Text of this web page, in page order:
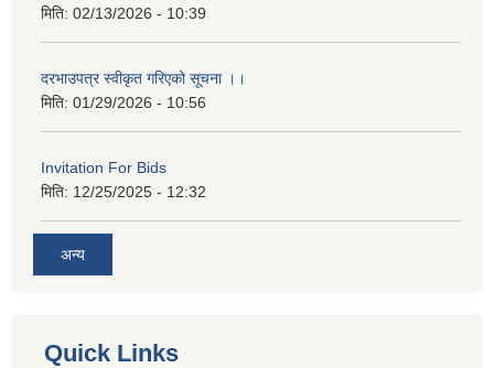
मिति: 02/13/2026 - 10:39
दरभाउपत्र स्वीकृत गरिएको सूचना ।।
मिति: 01/29/2026 - 10:56
Invitation For Bids
मिति: 12/25/2025 - 12:32
अन्य
Quick Links